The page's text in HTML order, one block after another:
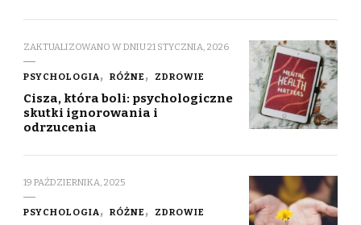
ZAKTUALIZOWANO W DNIU21 STYCZNIA, 2026
PSYCHOLOGIA RÓŻNE ZDROWIE
Cisza, która boli: psychologiczne
skutki ignorowania i
odrzucenia
19 PAŹDZIERNIKA, 2025
PSYCHOLOGIA RÓŻNE ZDROWIE